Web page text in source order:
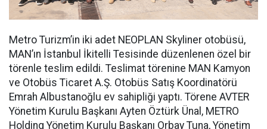
Metro Turizm’in iki adet NEOPLAN Skyliner otobüsü,
MAN’ın İstanbul İkitelli Tesisinde düzenlenen özel bir
törenle teslim edildi. Teslimat törenine MAN Kamyon
ve Otobüs Ticaret A.Ş. Otobüs Satış Koordinatörü
Emrah Albustanoğlu ev sahipliği yaptı. Törene AVTER
Yönetim Kurulu Başkanı Ayten Öztürk Ünal, METRO
Holding Yönetim Kurulu Başkanı Orbay Tuna, Yönetim